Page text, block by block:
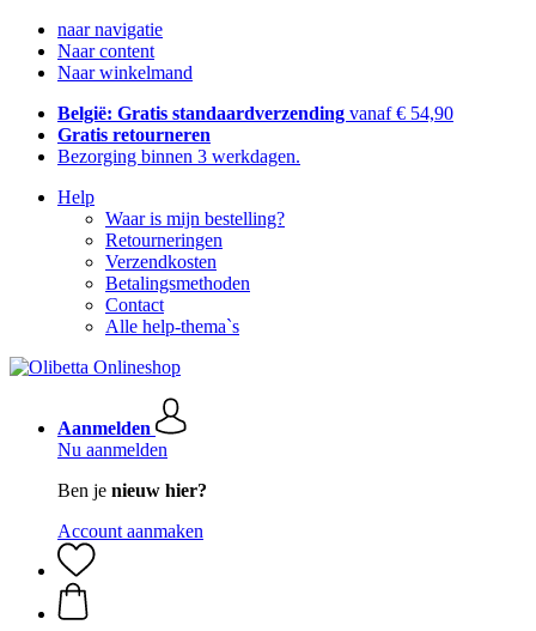
naar navigatie
Naar content
Naar winkelmand
België: Gratis standaardverzending vanaf € 54,90
Gratis retourneren
Bezorging binnen 3 werkdagen.
Help
Waar is mijn bestelling?
Retourneringen
Verzendkosten
Betalingsmethoden
Contact
Alle help-thema`s
Aanmelden
Nu aanmelden
Ben je nieuw hier?
Account aanmaken